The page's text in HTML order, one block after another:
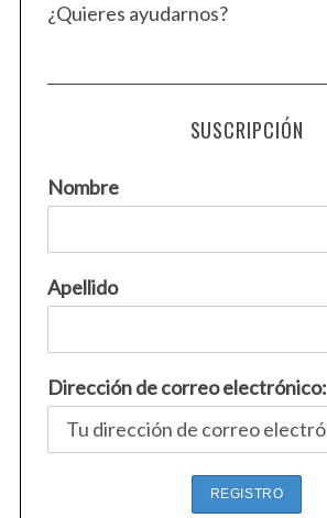
¿Quieres ayudarnos?
SUSCRIPCIÓN
Nombre
Apellido
Dirección de correo electrónico: